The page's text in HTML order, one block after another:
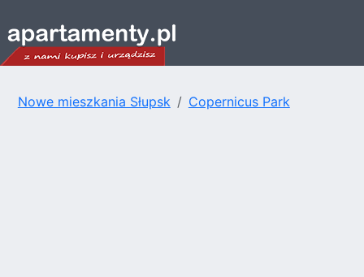
Nowe mieszkania Słupsk Copernicus Park